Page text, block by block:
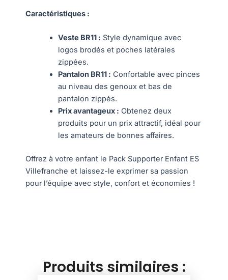
Caractéristiques :
Veste BR11 : Style dynamique avec
logos brodés et poches latérales
zippées.
Pantalon BR11 : Confortable avec pinces
au niveau des genoux et bas de
pantalon zippés.
Prix avantageux : Obtenez deux
produits pour un prix attractif, idéal pour
les amateurs de bonnes affaires.
Offrez à votre enfant le Pack Supporter Enfant ES
Villefranche et laissez-le exprimer sa passion
pour l’équipe avec style, confort et économies !
Produits similaires :